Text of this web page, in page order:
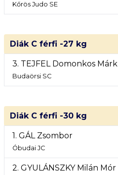
Kőrös Judo SE
Diák C férfi -27 kg
3. TEJFEL Domonkos Márk
Budaörsi SC
Diák C férfi -30 kg
1. GÁL Zsombor
Óbudai JC
2. GYULÁNSZKY Milán Mór